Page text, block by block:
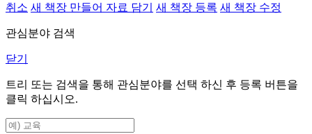
취소 새 책장 만들어 자료 담기 새 책장 등록 새 책장 수정
관심분야 검색
닫기
트리 또는 검색을 통해 관심분야를 선택 하신 후 등록 버튼을
클릭 하십시오.